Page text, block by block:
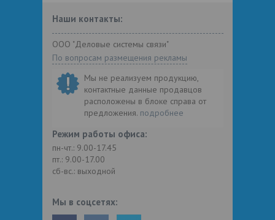
Наши контакты:
ООО "Деловые системы связи"
По вопросам размещения рекламы
Мы не реализуем продукцию,
контактные данные продавцов
расположены в блоке справа от
предложения. подробнее
Режим работы офиса:
пн-чт.: 9.00-17.45
пт.: 9.00-17.00
сб-вс.: выходной
Мы в соцсетях: